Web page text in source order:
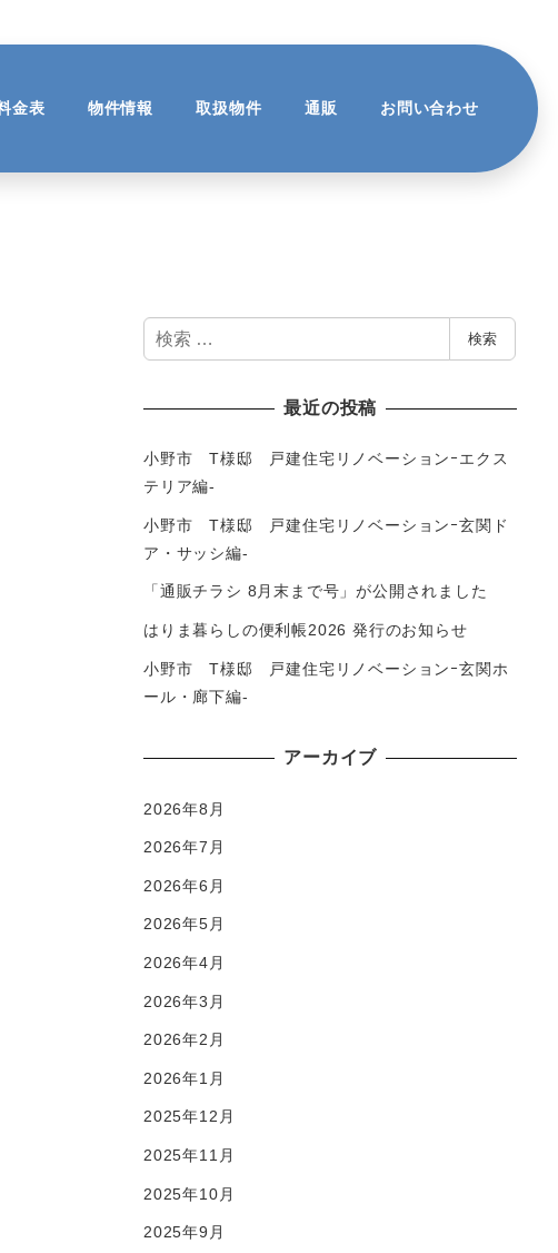
金表 物件情報 取扱物件 通販 お問い合わせ
検
索
検索
最近の投稿
小野市 T様邸 戸建住宅リノベーションｰエクス
テリア編-
小野市 T様邸 戸建住宅リノベーションｰ玄関ド
ア・サッシ編-
「通販チラシ 8月末まで号」が公開されました
はりま暮らしの便利帳2026 発行のお知らせ
小野市 T様邸 戸建住宅リノベーションｰ玄関ホ
ール・廊下編-
アーカイブ
2026年8月
2026年7月
2026年6月
2026年5月
2026年4月
2026年3月
2026年2月
2026年1月
2025年12月
2025年11月
2025年10月
2025年9月